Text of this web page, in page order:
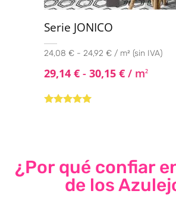
Serie JONICO
24,08 € - 24,92 € / m² (sin IVA)
29,14 € - 30,15 € / m2
¿Por qué confiar
de los